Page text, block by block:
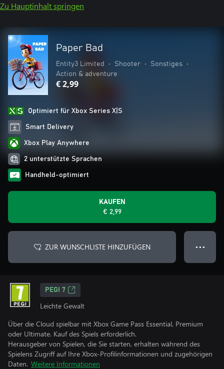
Zu Hauptinhalt springen
Paper Bad
Entity3 Limited • Shooter • Sonstiges
•
Action & adventure
€ 2,99
Optimiert für Xbox Series X|S
Smart Delivery
Xbox Play Anywhere
2 unterstützte Sprachen
Handheld-optimiert
KAUFEN
€ 2,99
ZUR WUNSCHLISTE HINZUFÜGEN ● ● ●
PEGI 7
Leichte Gewalt
Über die Cloud spielbar mit Xbox Game Pass Essential, Premium
oder Ultimate. Kauf des Spiels erforderlich.
Herausgeber von Spielen, die Sie starten, erhalten während des
Spielens Zugriff auf Ihre Xbox-Profilinformationen und zugehörigen
Daten. Weitere Informationen